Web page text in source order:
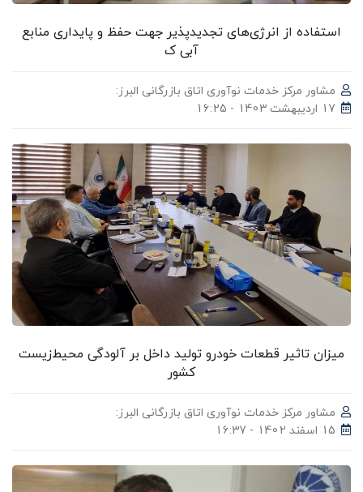
استفاده از انرژی‌های تجدیدپذیر جهت حفظ و پایداری منابع
آبی ک
مشاور مرکز خدمات نوآوری اتاق بازرگانی البرز:
17 اردیبهشت 1403 - 16:25
میزان تاثیر قطعات خودرو تولید داخل بر آلودگی محیط‌زیست
کشور
مشاور مرکز خدمات نوآوری اتاق بازرگانی البرز:
15 اسفند 1402 - 16:37